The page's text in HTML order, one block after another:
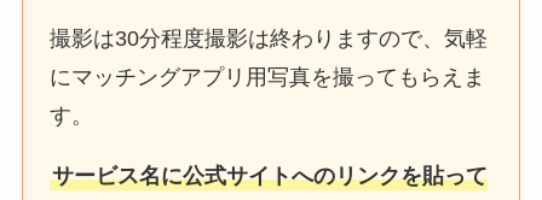
撮影は30分程度撮影は終わりますので、気軽
にマッチングアプリ用写真を撮ってもらえま
す。
サービス名に公式サイトへのリンクを貼って